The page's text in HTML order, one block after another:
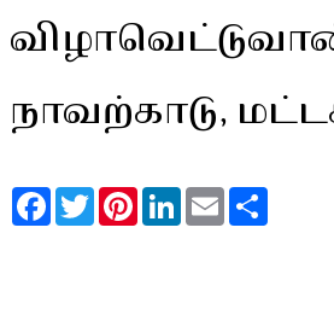
நாவற்காடு,
FacebookTwitterPinterestLinkedInEmail